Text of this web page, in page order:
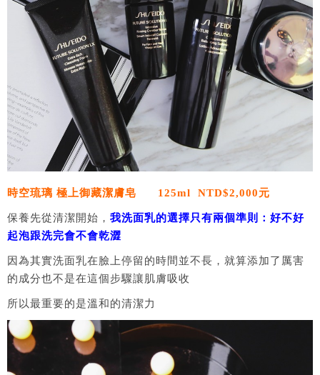
時空琉璃 極上御藏潔膚皂 125ml NTD$2,000元
保養先從清潔開始， 我洗面乳的選擇只有兩個準則：好不好
起泡跟洗完會不會乾澀
因為其實洗面乳在臉上停留的時間並不長，就算添加了厲害
的成分也不是在這個步驟讓肌膚吸收
所以最重要的是溫和的清潔力